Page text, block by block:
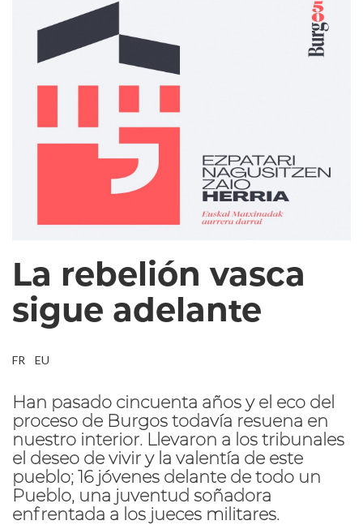
La rebelión vasca
sigue adelante
FR EU
Han pasado cincuenta años y el eco del
proceso de Burgos todavía resuena en
nuestro interior. Llevaron a los tribunales
el deseo de vivir y la valentía de este
pueblo; 16 jóvenes delante de todo un
Pueblo, una juventud soñadora
enfrentada a los jueces militares.